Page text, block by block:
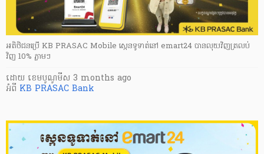
អតិថិជនប្រើ KB PRASAC Mobile ស្កេនទូទាត់នៅ emart24 បានលុយវិញត្រលប់
វិញ 10% ភ្លាមៗ
ដោយ ​ ខេមបូណូមីស 3 months ago
អំពី KB PRASAC Bank